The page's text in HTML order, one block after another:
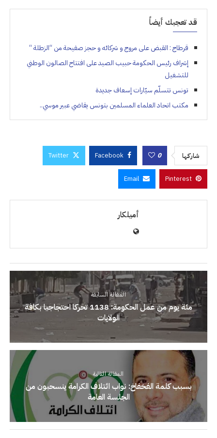
قد تعجبك أيضاً
قرطاج : القبض على مروج و شركائه و حجز صفيحة من “الزطلة “
إشراف رئيس الحكومة حبيب الصيد على افتتاح الصالون الوطني
للتشغيل
تونس تتسلّم سيّارات إسعاف جديدة
مكتب اتحاد العلماء المسلمين بتونس يقاضي عبير موسي..
شاركها 0
Facebook
Twitter
Pinterest
Email
أميلكار
المقالة السابقة
مئة يوم من عمل الحكومة: 1138 تحركا احتجاجيا بكافة
الولايات
المقالة التالية
بسبب كلمة الفخفاخ: نواب ائتلاف الكرامة ينسحبون من
الجلسة العامة